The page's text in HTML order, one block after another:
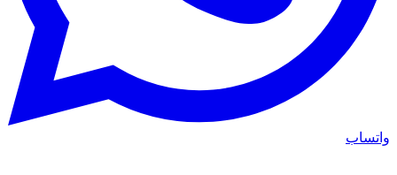
واتساب